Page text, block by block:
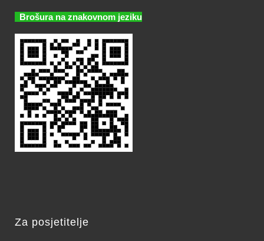
Brošura na znakovnom jeziku
Za posjetitelje